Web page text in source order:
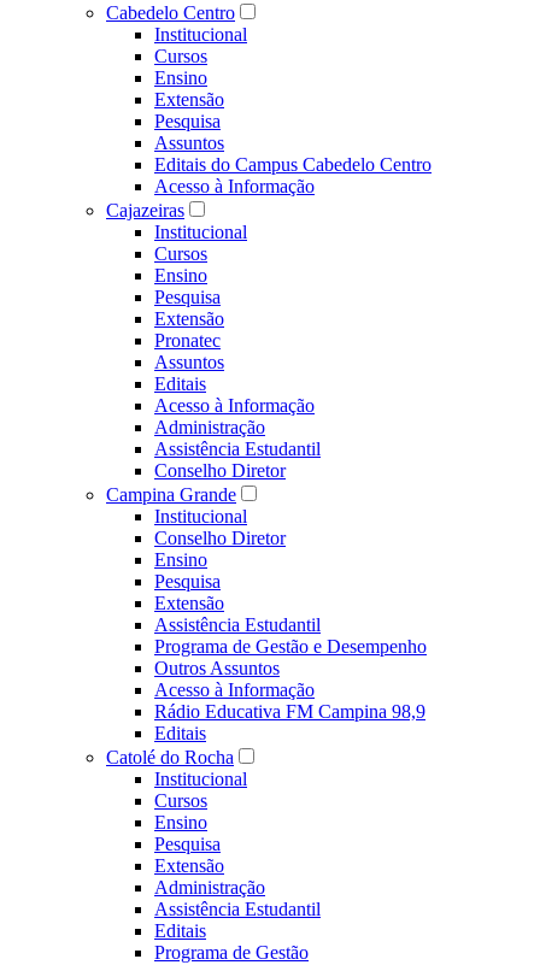
Cabedelo Centro
Institucional
Cursos
Ensino
Extensão
Pesquisa
Assuntos
Editais do Campus Cabedelo Centro
Acesso à Informação
Cajazeiras
Institucional
Cursos
Ensino
Pesquisa
Extensão
Pronatec
Assuntos
Editais
Acesso à Informação
Administração
Assistência Estudantil
Conselho Diretor
Campina Grande
Institucional
Conselho Diretor
Ensino
Pesquisa
Extensão
Assistência Estudantil
Programa de Gestão e Desempenho
Outros Assuntos
Acesso à Informação
Rádio Educativa FM Campina 98,9
Editais
Catolé do Rocha
Institucional
Cursos
Ensino
Pesquisa
Extensão
Administração
Assistência Estudantil
Editais
Programa de Gestão